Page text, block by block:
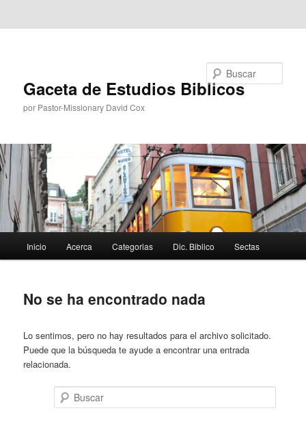
Gaceta de Estudios Biblicos
por Pastor-Missionary David Cox
principal
Inicio Acerca Categorias Dic. Biblico Sectas
No se ha encontrado nada
Lo sentimos, pero no hay resultados para el archivo solicitado.
Puede que la búsqueda te ayude a encontrar una entrada
relacionada.